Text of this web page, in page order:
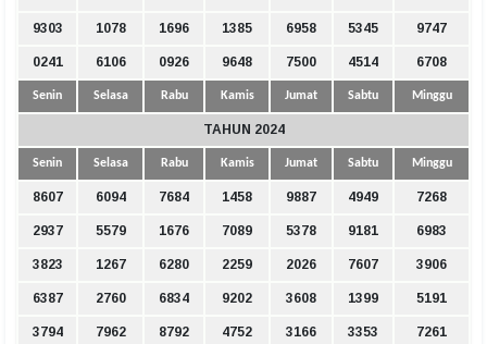
9303 1078 1696 1385 6958 5345 9747
0241 6106 0926 9648 7500 4514 6708
Senin Selasa Rabu Kamis Jumat Sabtu Minggu
TAHUN 2024
Senin Selasa Rabu Kamis Jumat Sabtu Minggu
8607 6094 7684 1458 9887 4949 7268
2937 5579 1676 7089 5378 9181 6983
3823 1267 6280 2259 2026 7607 3906
6387 2760 6834 9202 3608 1399 5191
3794 7962 8792 4752 3166 3353 7261